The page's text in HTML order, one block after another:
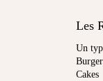
Les
Un
Cakes